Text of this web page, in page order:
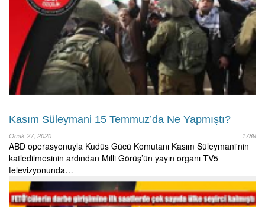
Kasım Süleymani 15 Temmuz’da Ne Yapmıştı?
Ocak 27, 2020 1789
ABD operasyonuyla Kudüs Gücü Komutanı Kasım Süleymani'nin
katledilmesinin ardından Milli Görüş’ün yayın organı TV5
televizyonunda…